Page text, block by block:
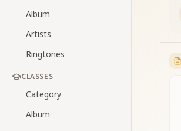
Album
Artists
Ringtones
CLASSES
Category
Album